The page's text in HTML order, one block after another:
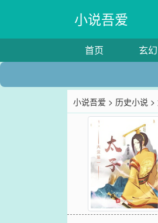
小说吾爱
首页 玄幻
小说吾爱 > 历史小说 >